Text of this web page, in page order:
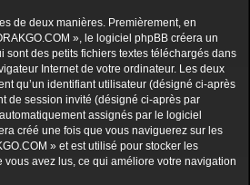
r
de deux manières. Premièrement, en
», le logiciel phpBB créera un
sont des petits fichiers textes téléchargés dans
Internet de votre ordinateur. Les deux
qu’un identifiant utilisateur (désigné ci-après
de session invité (désigné ci-après par
assignés par le logiciel
créé une fois que vous naviguerez sur les
» et est utilisé pour stocker les
vous avez lus, ce qui améliore votre navigation